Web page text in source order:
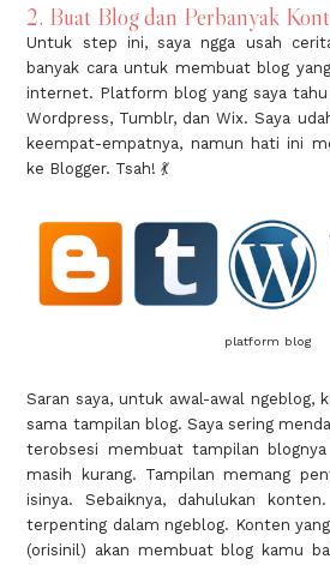
2. Buat Blog dan Perbanyak
Untuk step ini, saya ngga usah
banyak cara untuk membuat blog
internet. Platform blog yang saya
Wordpress, Tumblr, dan Wix. Saya
keempat-empatnya, namun hati ini
ke Blogger. Tsah! 💃
platform blog
Saran saya, untuk awal-awal ngeblog,
sama tampilan blog. Saya sering
terobsesi membuat tampilan
masih kurang. Tampilan memang
isinya. Sebaiknya, dahulukan
terpenting dalam ngeblog. Konten
(orisinil) akan membuat blog kamu